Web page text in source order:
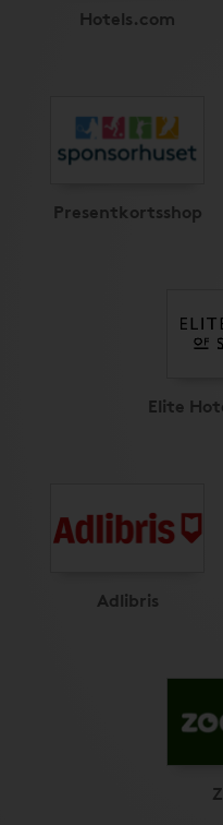
Hotels.com
Presentkortsshop
Elite
Adlibris